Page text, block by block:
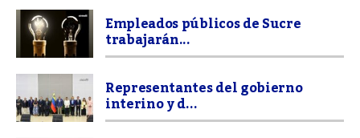
Empleados públicos de Sucre
trabajarán...
Representantes del gobierno
interino y d...